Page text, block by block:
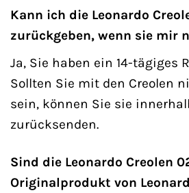
Kann ich die Leonardo
zurückgeben, wenn sie mir
Ja, Sie haben ein 14-tägiges
Sollten Sie mit den Creolen
sein, können Sie sie
zurücksenden.
Sind die Leonardo Creolen
Originalprodukt von